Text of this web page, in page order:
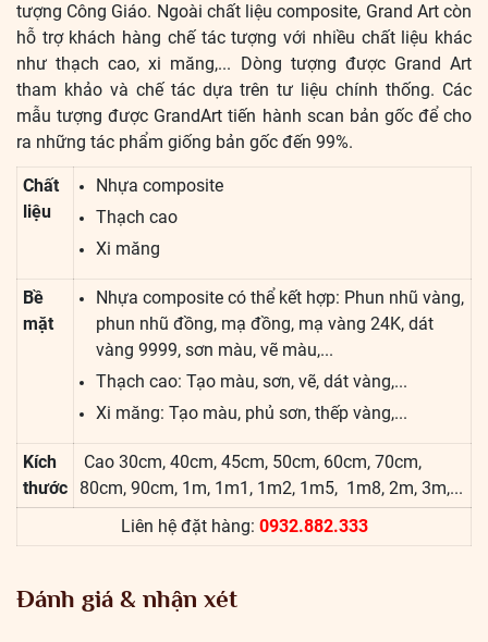
tượng Công Giáo. Ngoài chất liệu composite, Grand Art còn
hỗ trợ khách hàng chế tác tượng với nhiều chất liệu khác
như thạch cao, xi măng,... Dòng tượng được Grand Art
tham khảo và chế tác dựa trên tư liệu chính thống. Các
mẫu tượng được GrandArt tiến hành scan bản gốc để cho
ra những tác phẩm giống bản gốc đến 99%.
Chất
liệu
Nhựa composite
Thạch cao
Xi măng
Bề
mặt
Nhựa composite có thể kết hợp: Phun nhũ vàng,
phun nhũ đồng, mạ đồng, mạ vàng 24K, dát
vàng 9999, sơn màu, vẽ màu,...
Thạch cao: Tạo màu, sơn, vẽ, dát vàng,...
Xi măng: Tạo màu, phủ sơn, thếp vàng,...
Kích
thước
Cao 30cm, 40cm, 45cm, 50cm, 60cm, 70cm,
80cm, 90cm, 1m, 1m1, 1m2, 1m5, 1m8, 2m, 3m,...
Liên hệ đặt hàng: 0932.882.333
Đánh giá & nhận xét